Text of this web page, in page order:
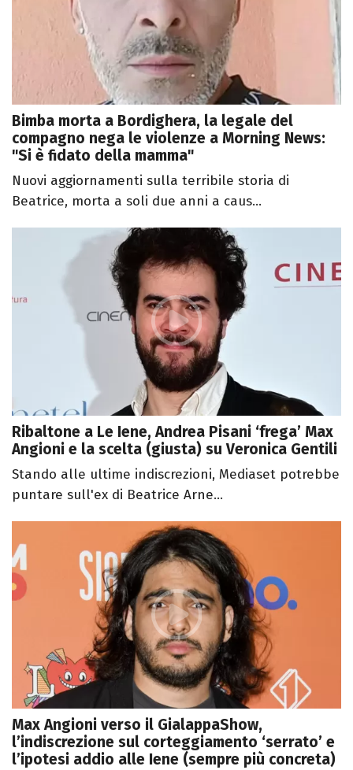
Bimba morta a Bordighera, la legale del
compagno nega le violenze a Morning News:
"Si è fidato della mamma"
Nuovi aggiornamenti sulla terribile storia di
Beatrice, morta a soli due anni a caus...
Ribaltone a Le Iene, Andrea Pisani ‘frega’ Max
Angioni e la scelta (giusta) su Veronica Gentili
Stando alle ultime indiscrezioni, Mediaset potrebbe
puntare sull'ex di Beatrice Arne...
Max Angioni verso il GialappaShow,
l’indiscrezione sul corteggiamento ‘serrato’ e
l’ipotesi addio alle Iene (sempre più concreta)